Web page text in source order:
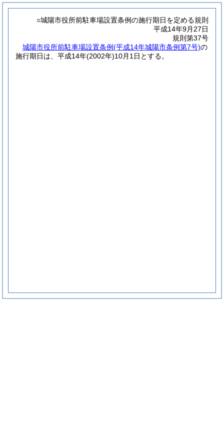
○城陽市役所前駐車場設置条例の施行期日を定める規則
平成14年9月27日
規則第37号
城陽市役所前駐車場設置条例(平成14年城陽市条例第7号)の
施行期日は、平成14年(2002年)10月1日とする。